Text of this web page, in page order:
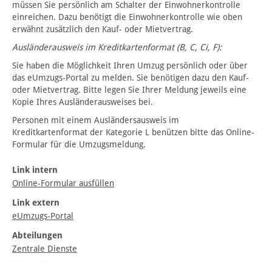
müssen Sie persönlich am Schalter der Einwohnerkontrolle
einreichen. Dazu benötigt die Einwohnerkontrolle wie oben
erwähnt zusätzlich den Kauf- oder Mietvertrag.
Ausländerausweis im Kreditkartenformat (B, C, Ci, F):
Sie haben die Möglichkeit Ihren Umzug persönlich oder über
das eUmzugs-Portal zu melden. Sie benötigen dazu den Kauf-
oder Mietvertrag. Bitte legen Sie Ihrer Meldung jeweils eine
Kopie Ihres Ausländerausweises bei.
Personen mit einem Ausländersausweis im
Kreditkartenformat der Kategorie L benützen bitte das Online-
Formular für die Umzugsmeldung.
Link intern
Online-Formular ausfüllen
Link extern
eUmzugs-Portal
Abteilungen
Zentrale Dienste